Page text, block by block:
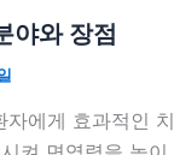
야와 장점
에게 효과적인 치